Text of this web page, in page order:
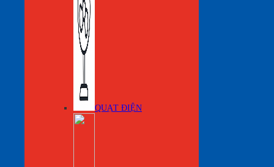
QUẠT ĐIỆN